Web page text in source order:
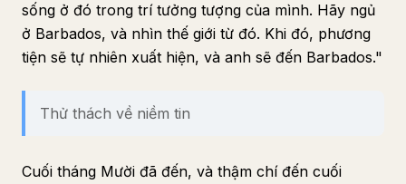
sống ở đó trong trí tưởng tượng của mình. Hãy ngủ
ở Barbados, và nhìn thế giới từ đó. Khi đó, phương
tiện sẽ tự nhiên xuất hiện, và anh sẽ đến Barbados."
Thử thách về niềm tin
Cuối tháng Mười đã đến, và thậm chí đến cuối